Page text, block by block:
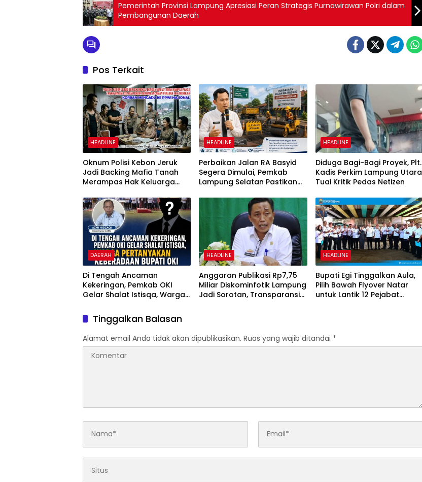
Pemerintah Provinsi Lampung Apresiasi Peran Strategis Purnawirawan Polri dalam
Pembangunan Daerah
Pos Terkait
HEADLINE
Oknum Polisi Kebon Jeruk
Jadi Backing Mafia Tanah
Merampas Hak Keluarga
HEADLINE
Perbaikan Jalan RA Basyid
Segera Dimulai, Pemkab
Lampung Selatan Pastikan
dan Nyaman
HEADLINE
Diduga Bagi-Bagi Proyek, Plt.
Kadis Perkim Lampung Utara
Tuai Kritik Pedas Netizen
DAERAH
Di Tengah Ancaman
Kekeringan, Pemkab OKI
Gelar Shalat Istisqa, Warga
Bupati OKI
HEADLINE
Anggaran Publikasi Rp7,75
Miliar Diskominfotik Lampung
Jadi Sorotan, Transparansi
HEADLINE
Bupati Egi Tinggalkan Aula,
Pilih Bawah Flyover Natar
untuk Lantik 12 Pejabat
Tinggalkan Balasan
Alamat email Anda tidak akan dipublikasikan. Ruas yang wajib ditandai *